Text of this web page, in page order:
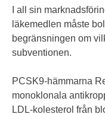
I all sin
läkemedlen måste
begränsningen om
subventionen.
PCSK9-hämmarna
monoklonala
LDL-kolesterol från